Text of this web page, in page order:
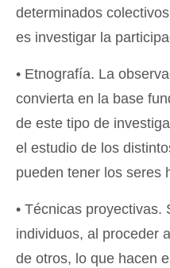
determinados
es investigar la
• Etnografía. La
convierta en la base
de este tipo de
el estudio de los
pueden tener los seres
• Técnicas proyectivas.
individuos, al proceder
de otros, lo que hacen